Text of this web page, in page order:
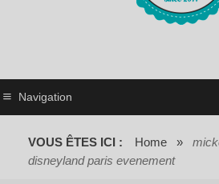
Navigation
VOUS ÊTES ICI : Home »
disneyland paris evenement